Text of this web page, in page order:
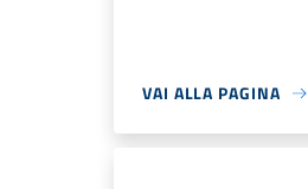
VAI ALLA PAGINA